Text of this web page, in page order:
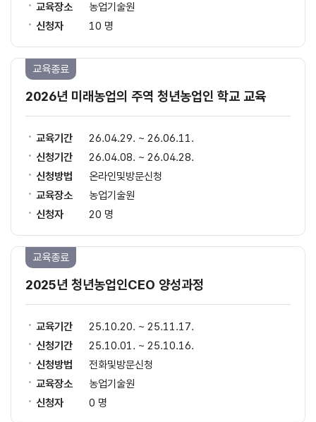
교육장소
농업기술원
신청자
10 명
2026년 미래농업의 주역 청년농업인 학교 교육
교육종료
교육기간
26.04.29. ~ 26.06.11.
신청기간
26.04.08. ~ 26.04.28.
신청방법
온라인및방문신청
교육장소
농업기술원
신청자
20 명
2025년 청년농업인CEO 양성과정
교육종료
교육기간
25.10.20. ~ 25.11.17.
신청기간
25.10.01. ~ 25.10.16.
신청방법
전화및방문신청
교육장소
농업기술원
신청자
0 명